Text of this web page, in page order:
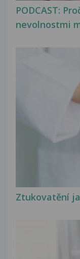
PODCAST:
nevolnostmi
Ztukovatění